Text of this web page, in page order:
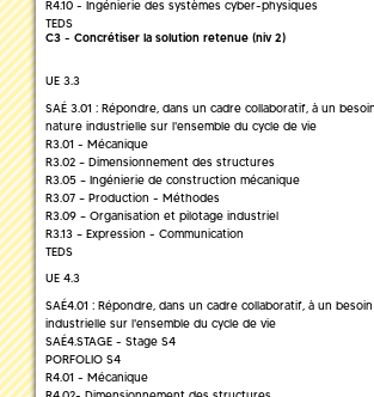
R4.10 - Ingénierie des systèmes cyber-physiques
TEDS
C3 - Concrétiser la solution retenue (niv 2)
UE 3.3
SAÉ 3.01 : Répondre, dans un cadre collaboratif, à un
nature industrielle sur l'ensemble du cycle de vie
R3.01 - Mécanique
R3.02 – Dimensionnement des structures
R3.05 – Ingénierie de construction mécanique
R3.07 – Production - Méthodes
R3.09 – Organisation et pilotage industriel
R3.13 – Expression - Communication
TEDS
UE 4.3
SAÉ4.01 : Répondre, dans un cadre collaboratif, à un
industrielle sur l'ensemble du cycle de vie
SAÉ4.STAGE - Stage S4
PORFOLIO S4
R4.01 - Mécanique